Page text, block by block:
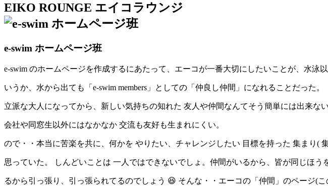
EIKO ROUNGE エイコラウンジ
e-swim ホームページ班
e-swim のホームページを作成するにあたって、エーコが一番大切にしたいことが、水泳
いうか、水から出ても「e-swim members」としての「仲良し仲間」になれることだった。
立派な大人になってから、新しい気持ちの知れた 友人や仲間なんてそう簡単には出来ない
会社や同窓生以外にはなかなか 交流も友好も生まれにくい。
ので・・本当に苦楽を共に、何かを やりたい、チャレンジしたい 目標を持った 集まり(
思っていた。 しんどいことは 一人ではできないでしょ。仲間がいるから、皆が同じほう
るから引っ張り、引っ張られてるのでしょう 😆 そんな・・エーコの「仲間」のページ(